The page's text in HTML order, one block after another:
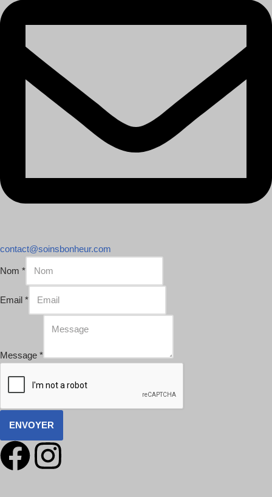
contact@soinsbonheur.com
Nom *
Email *
Message *
ENVOYER